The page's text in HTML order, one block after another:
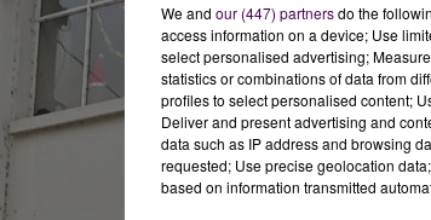
We and our (447) partnersdo the
access information on a device; Use
select personalised advertising;
statistics or combinations of data from
profiles to select personalised content;
Deliver and present advertising and
data such as IP address and browsing
requested; Use precise geolocation
based on information transmitted